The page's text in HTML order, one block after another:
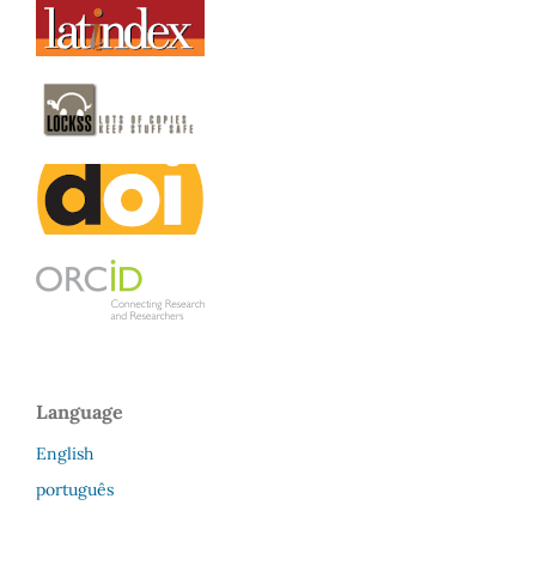
Language
English
português